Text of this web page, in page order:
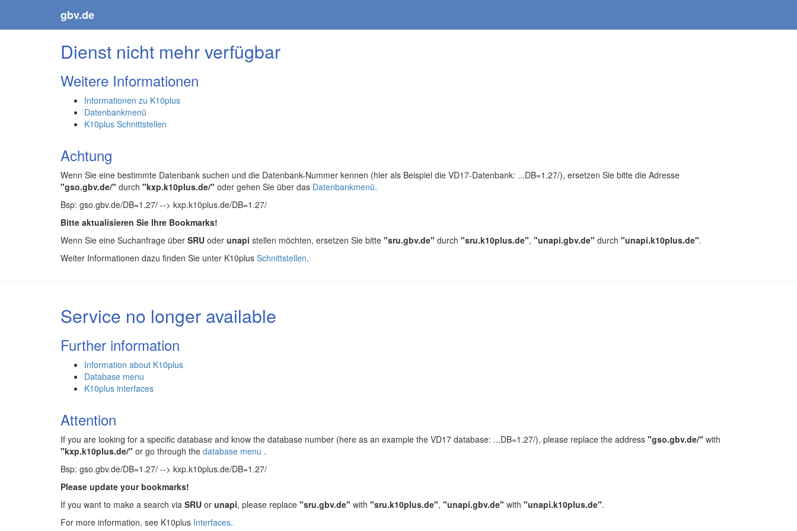
gbv.de
Dienst nicht mehr verfügbar
Weitere Informationen
Informationen zu K10plus
Datenbankmenü
K10plus Schnittstellen
Achtung
Wenn Sie eine bestimmte Datenbank suchen und die Datenbank-Nummer kennen (hier als Beispiel die VD17-Datenbank: ...DB=1.27/), ersetzen Sie bitte die Adresse
"gso.gbv.de/" durch "kxp.k10plus.de/" oder gehen Sie über das Datenbankmenü.
Bsp: gso.gbv.de/DB=1.27/ --> kxp.k10plus.de/DB=1.27/
Bitte aktualisieren Sie Ihre Bookmarks!
Wenn Sie eine Suchanfrage über SRU oder unapi stellen möchten, ersetzen Sie bitte "sru.gbv.de" durch "sru.k10plus.de", "unapi.gbv.de" durch "unapi.k10plus.de".
Weiter Informationen dazu finden Sie unter K10plus Schnittstellen.
Service no longer available
Further information
Information about K10plus
Database menu
K10plus interfaces
Attention
If you are looking for a specific database and know the database number (here as an example the VD17 database: ...DB=1.27/), please replace the address "gso.gbv.de/" with
"kxp.k10plus.de/" or go through the database menu .
Bsp: gso.gbv.de/DB=1.27/ --> kxp.k10plus.de/DB=1.27/
Please update your bookmarks!
If you want to make a search via SRU or unapi, please replace "sru.gbv.de" with "sru.k10plus.de", "unapi.gbv.de" with "unapi.k10plus.de".
For more information, see K10plus Interfaces.